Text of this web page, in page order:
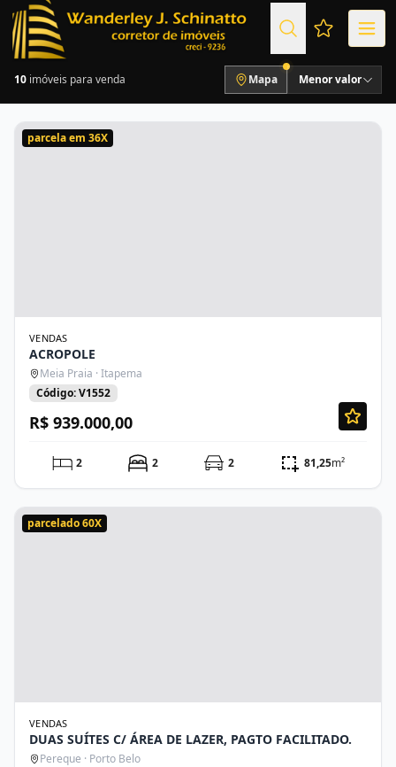
Favoritos
10 imóveis para venda Mapa Menor valor
parcela em 36X
VENDAS
ACROPOLE
Meia Praia · Itapema
Código: V1552
R$ 939.000,00
2 2 2 81,25m²
parcelado 60X
VENDAS
DUAS SUÍTES C/ ÁREA DE LAZER, PAGTO FACILITADO.
Pereque · Porto Belo